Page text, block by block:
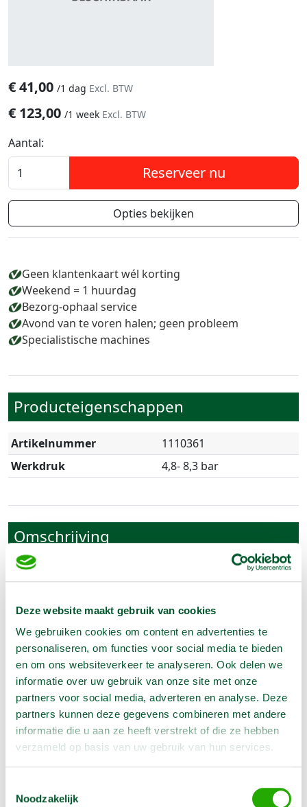
Deze website maakt gebruik van cookies
We gebruiken cookies om content en advertenties te
personaliseren, om functies voor social media te bieden
en om ons websiteverkeer te analyseren. Ook delen we
informatie over uw gebruik van onze site met onze
partners voor social media, adverteren en analyse. Deze
partners kunnen deze gegevens combineren met andere
informatie die u aan ze heeft verstrekt of die ze hebben
verzameld op basis van uw gebruik van hun services.
Noodzakelijk
€41,00 /1 dag Excl. BTW
€ 123,00 /1 week Excl. BTW
Aantal:
Reserveer nu
Opties bekijken
Geen klantenkaart wél korting
Weekend = 1 huurdag
Bezorg-ophaal service
Avond van te voren halen; geen probleem
Specialistische machines
Producteigenschappen
Artikelnummer
1110361
Werkdruk
4,8- 8,3 bar
Omschrijving
Op lucht, speciaal geschikt voor dakbedekking
- Spijkers van 19 - 25 mm
- Kopdiameter 10 mm
Let op :Spijkers zijn in verschillende lengtes
apart verkrijgbaar